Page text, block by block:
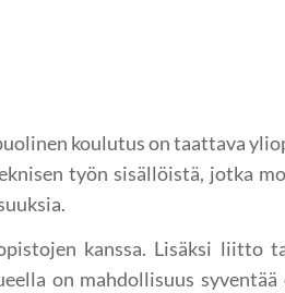
koulutus on taattava
työn sisällöistä, jotka
kanssa. Lisäksi liitto
on mahdollisuus